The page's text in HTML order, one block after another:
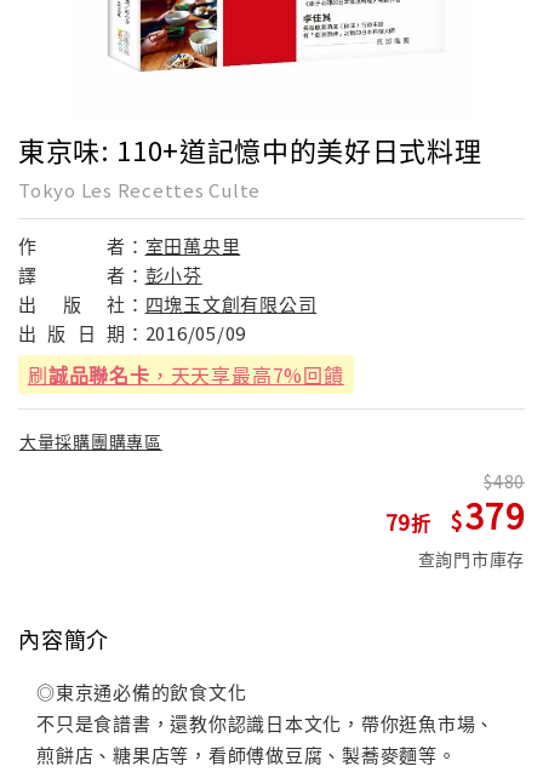
東京味: 110+道記憶中的美好日式料理
Tokyo Les Recettes Culte
作 者： 室田萬央里
譯
者： 彭小芬
出
版 社： 四塊玉文創有限公司
出 版 日 期： 2016/05/09
刷誠品聯名卡 ，天天享最高7%回饋
大量採購團購專區
79
480
379
查詢門市庫存
內容簡介
◎東京通必備的飲食文化
不只是食譜書，還教你認識日本文化，帶你逛魚市場、
煎餅店、糖果店等，看師傅做豆腐、製蕎麥麵等。